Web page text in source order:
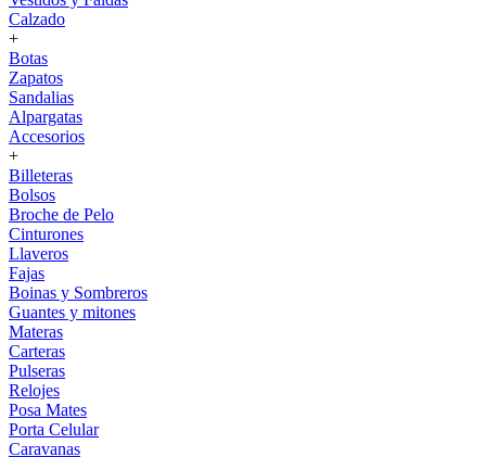
Calzado
+
Botas
Zapatos
Sandalias
Alpargatas
Accesorios
+
Billeteras
Bolsos
Broche de Pelo
Cinturones
Llaveros
Fajas
Boinas y Sombreros
Guantes y mitones
Materas
Carteras
Pulseras
Relojes
Posa Mates
Porta Celular
Caravanas